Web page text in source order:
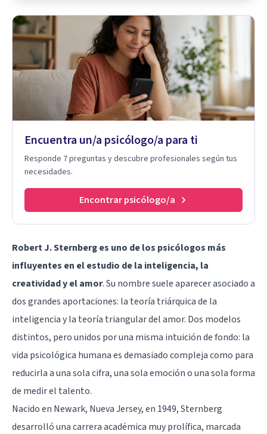
Encuentra un/a psicólogo/a para ti
Responde 7 preguntas y descubre profesionales según tus
necesidades.
Encontrar psicólogo/a
Robert J. Sternberg es uno de los psicólogos más
influyentes en el estudio de la inteligencia, la
creatividad y el amor. Su nombre suele aparecer asociado a
dos grandes aportaciones: la teoría triárquica de la
inteligencia y la teoría triangular del amor. Dos modelos
distintos, pero unidos por una misma intuición de fondo: la
vida psicológica humana es demasiado compleja como para
reducirla a una sola cifra, una sola emoción o una sola forma
de medir el talento.
Nacido en Newark, Nueva Jersey, en 1949, Sternberg
desarrolló una carrera académica muy prolífica, marcada